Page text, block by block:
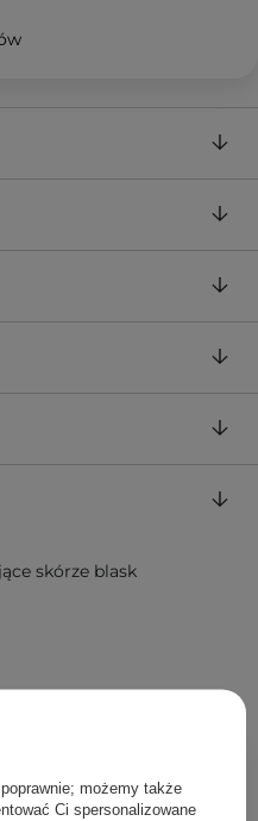
skórze blask
możemy także
Ci spersonalizowane